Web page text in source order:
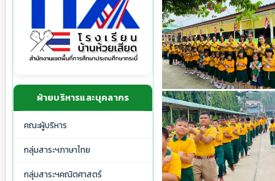
ฝ่ายบริหารและบุคลากร
คณะผู้บริหาร
กลุ่มสาระฯภาษาไทย
กลุ่มสาระฯคณิตศาสตร์